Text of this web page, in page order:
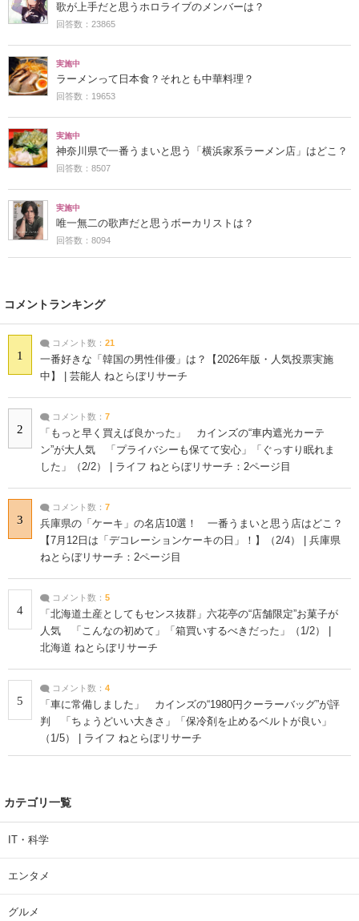
歌が上手だと思うホロライブのメンバーは？
回答数：23865
実施中
ラーメンって日本食？それとも中華料理？
回答数：19653
実施中
神奈川県で一番うまいと思う「横浜家系ラーメン店」はどこ？
回答数：8507
実施中
唯一無二の歌声だと思うボーカリストは？
回答数：8094
コメントランキング
1
コメント数： 21
一番好きな「韓国の男性俳優」は？【2026年版・人気投票実施
中】 | 芸能人 ねとらぼリサーチ
2
コメント数： 7
「もっと早く買えば良かった」 カインズの“車内遮光カーテ
ン”が大人気 「プライバシーも保てて安心」「ぐっすり眠れま
した」（2/2） | ライフ ねとらぼリサーチ：2ページ目
3
コメント数： 7
兵庫県の「ケーキ」の名店10選！ 一番うまいと思う店はどこ？
【7月12日は「デコレーションケーキの日」！】（2/4） | 兵庫県
ねとらぼリサーチ：2ページ目
4
コメント数： 5
「北海道土産としてもセンス抜群」六花亭の“店舗限定”お菓子が
人気 「こんなの初めて」「箱買いするべきだった」（1/2） |
北海道 ねとらぼリサーチ
5
コメント数： 4
「車に常備しました」 カインズの“1980円クーラーバッグ”が評
判 「ちょうどいい大きさ」「保冷剤を止めるベルトが良い」
（1/5） | ライフ ねとらぼリサーチ
カテゴリ一覧
IT・科学
エンタメ
グルメ